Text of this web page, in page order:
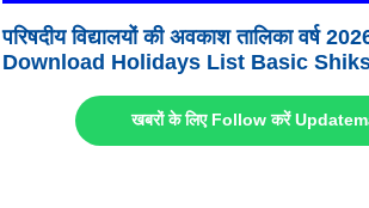
परिषदीय विद्यालयों की अवकाश तालिका वर्ष
Download Holidays List Basic
खबरों के लिए Follow करें